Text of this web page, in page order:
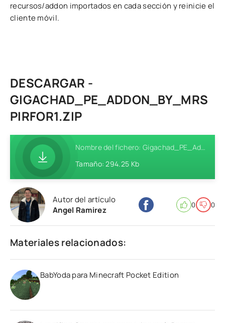
recursos/addon importados en cada sección y reinicie el
cliente móvil.
DESCARGAR -
GIGACHAD_PE_ADDON_BY_MRS
PIRFOR1.ZIP
Nombre del fichero: Gigachad_PE_Addon_By_MrSPiRFor1.zip
Tamaño: 294.25 Kb
Autor del artículo
Angel Ramirez
0 0
Materiales relacionados:
BabYoda para Minecraft Pocket Edition